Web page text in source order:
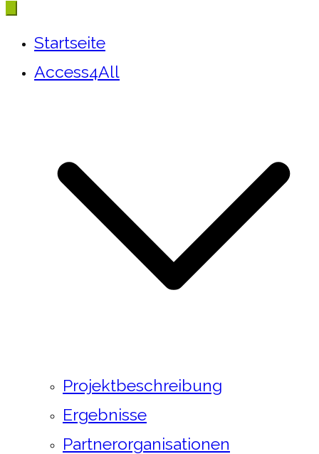
Startseite
Access4All
Projektbeschreibung
Ergebnisse
Partnerorganisationen